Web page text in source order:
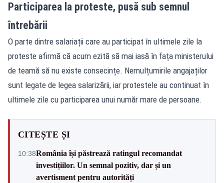
Participarea la proteste, pusă sub semnul
întrebării
O parte dintre salariații care au participat în ultimele zile la
proteste afirmă că acum ezită să mai iasă în fața ministerului
de teamă să nu existe consecințe. Nemulțumirile angajaților
sunt legate de legea salarizării, iar protestele au continuat în
ultimele zile cu participarea unui număr mare de persoane.
CITEȘTE ȘI
10:38România își păstrează ratingul recomandat
investițiilor. Un semnal pozitiv, dar și un
avertisment pentru autorități